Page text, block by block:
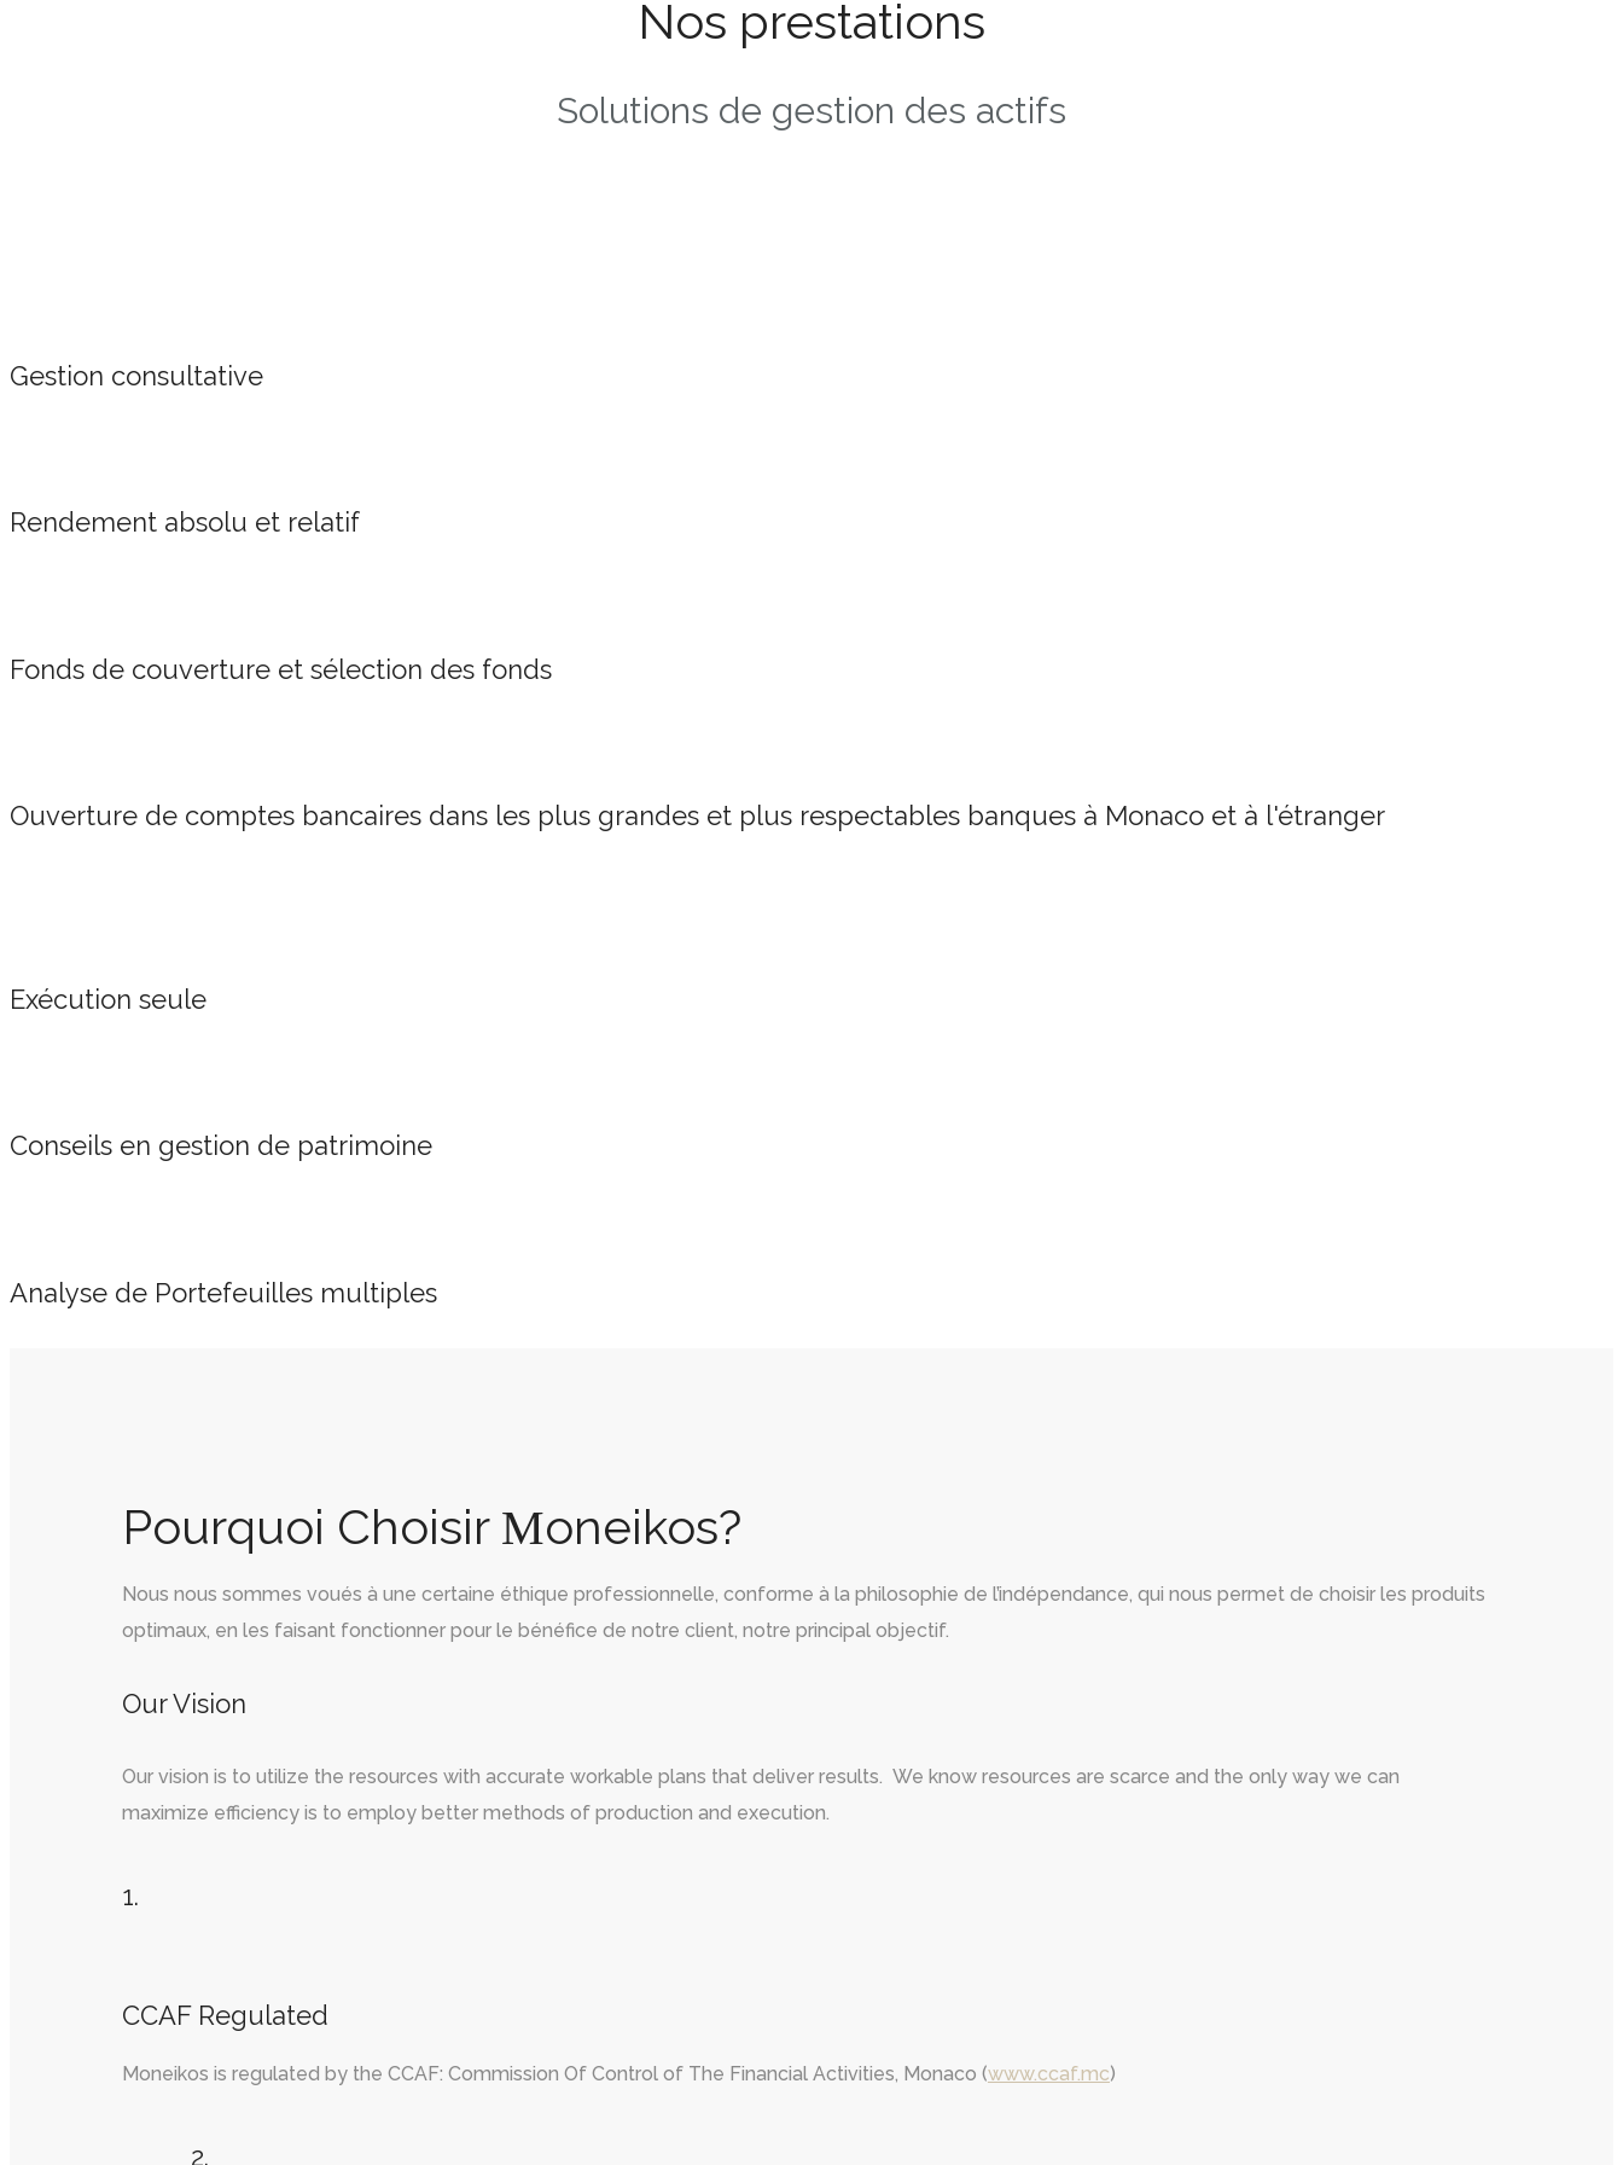
Nos prestations
Solutions de gestion des actifs
Gestion consultative
Rendement absolu et relatif
Fonds de couverture et sélection des fonds
Ouverture de comptes bancaires dans les plus grandes et plus respectables banques à Monaco et à l'étranger
Exécution seule
Conseils en gestion de patrimoine
Analyse de Portefeuilles multiples
Pourquoi Choisir Μoneikos?
Nous nous sommes voués à une certaine éthique professionnelle, conforme à la philosophie de l’indépendance, qui nous permet de choisir les produits
optimaux, en les faisant fonctionner pour le bénéfice de notre client, notre principal objectif.
Our Vision
Our vision is to utilize the resources with accurate workable plans that deliver results. We know resources are scarce and the only way we can
maximize efficiency is to employ better methods of production and execution.
1.
CCAF Regulated
Moneikos is regulated by the CCAF: Commission Of Control of The Financial Activities, Monaco (www.ccaf.mc)
2.